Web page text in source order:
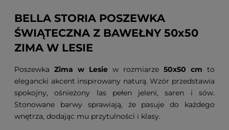
BELLA STORIA POSZEWKA
ŚWIĄTECZNA Z BAWEŁNY 50x50
ZIMA W LESIE
Poszewka Zima w Lesie w rozmiarze 50x50 cm to
elegancki akcent inspirowany naturą. Wzór przedstawia
spokojny, ośnieżony las pełen jeleni, saren i sów.
Stonowane barwy sprawiają, że pasuje do każdego
wnętrza, dodając mu przytulności i klasy.